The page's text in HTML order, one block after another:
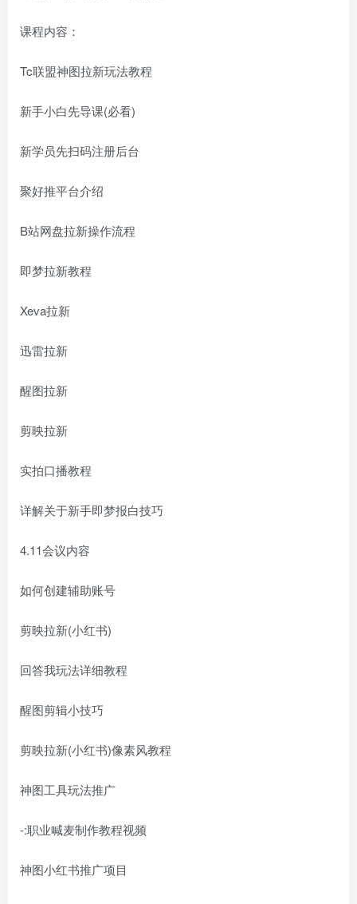
课程内容：
Tc联盟神图拉新玩法教程
新手小白先导课(必看)
新学员先扫码注册后台
聚好推平台介绍
B站网盘拉新操作流程
即梦拉新教程
Xeva拉新
迅雷拉新
醒图拉新
剪映拉新
实拍口播教程
详解关于新手即梦报白技巧
4.11会议内容
如何创建辅助账号
剪映拉新(小红书)
回答我玩法详细教程
醒图剪辑小技巧
剪映拉新(小红书)像素风教程
神图工具玩法推广
-:职业喊麦制作教程视频
神图小红书推广项目